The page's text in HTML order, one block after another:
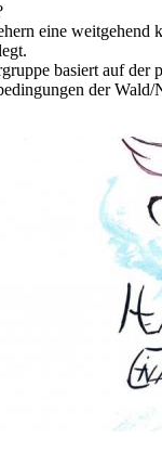
eine weitgehend
basiert auf der
der